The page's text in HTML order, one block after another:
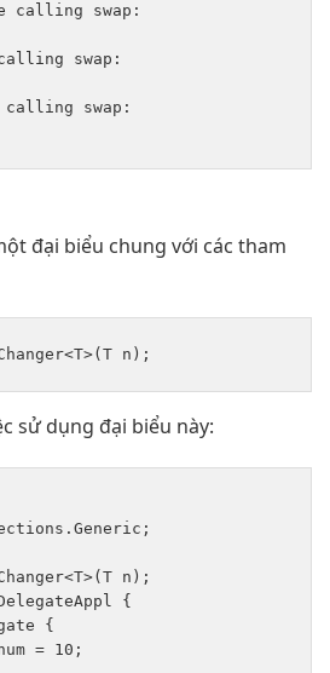
calling swap:
swap:
swap:
đại biểu chung với các tham
sử dụng đại biểu này:
n);
{
{
= 10;